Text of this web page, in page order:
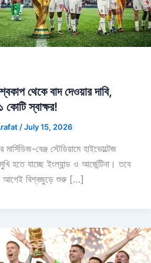
থেকে বাদ দেওয়ার দাবি,
কোটি স্বাক্ষর!
/July 15, 2026
বেঞ্জ স্টেডিয়ামে হাইভোল্টেজ
হতে যাচ্ছে ইংল্যান্ড ও আর্জেন্টিনা। তবে
আগেই বিশ্বজুড়ে শুরু […]